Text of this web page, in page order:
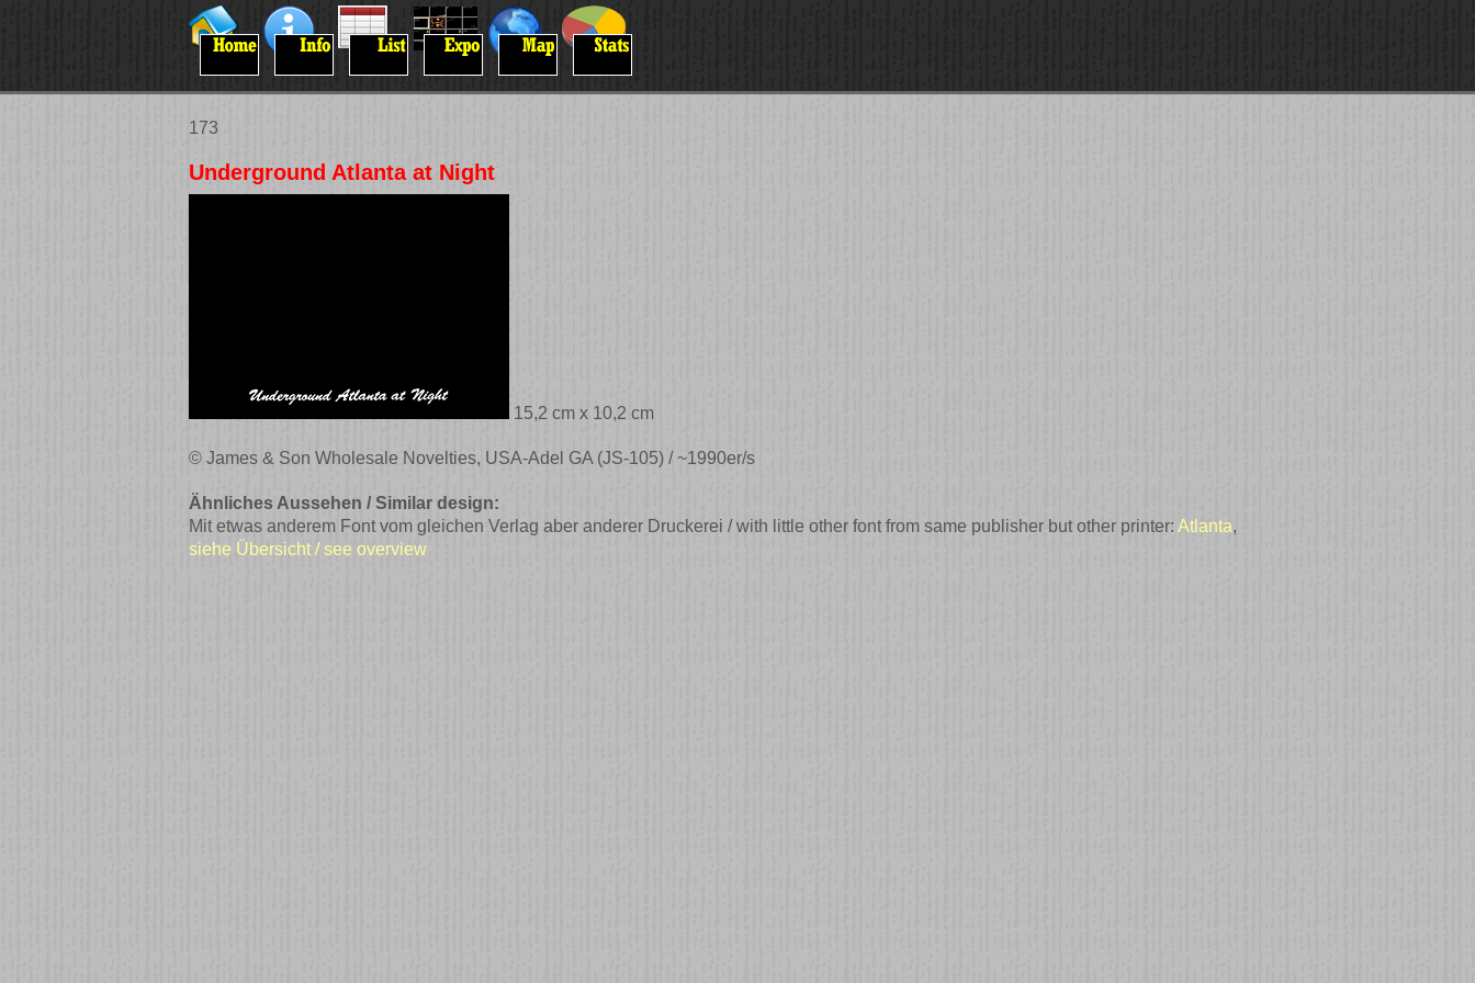
173
Underground Atlanta at Night
15,2 cm x 10,2 cm
© James & Son Wholesale Novelties, USA-Adel GA (JS-105) / ~1990er/s
Ähnliches Aussehen / Similar design:
Mit etwas anderem Font vom gleichen Verlag aber anderer Druckerei / with little other font from same publisher but other printer: Atlanta,
siehe Übersicht / see overview